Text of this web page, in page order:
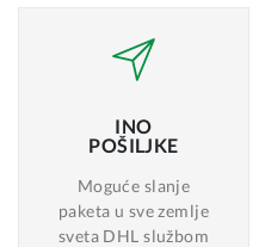
INO
POŠILJKE
Moguće slanje
paketa u sve zemlje
sveta DHL službom